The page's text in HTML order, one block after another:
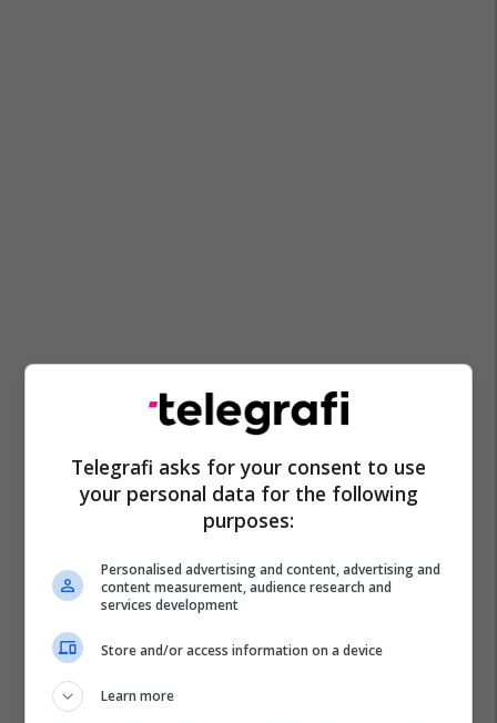
Arian Çani Big Mama Estrada Shqiptare
Telegrafi asks for your consent to use
your personal data for the following
purposes:
Personalised advertising and content, advertising and
content measurement, audience research and
services development
Store and/or access information on a device
Learn more